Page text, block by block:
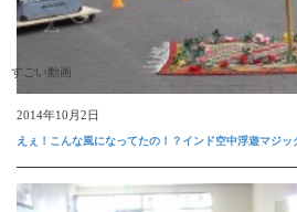
すごい動画
2014年10月2日
えぇ！こんな風になってたの！？インド空中浮遊マジッ